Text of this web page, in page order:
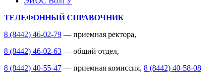
ТЕЛЕФОННЫЙ СПРАВОЧНИК
8 (8442) 46-02-79 — приемная ректора,
8 (8442) 46-02-63 — общий отдел,
8 (8442) 40-55-47 — приемная комиссия, 8 (8442) 40-58-08